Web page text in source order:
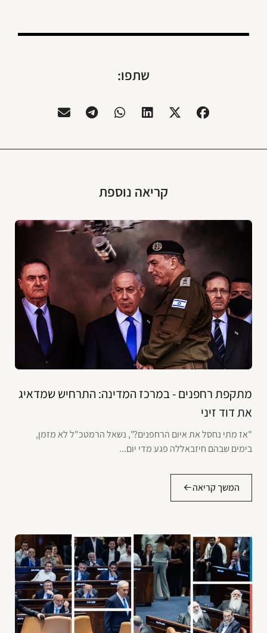
שתפו:
קריאה נוספת
מתקפת רחפנים - במרכז המדינה: התרחיש שמדאיג
את דוד זיני
"אז מתי נחסל את איום הרחפנים?", נשאל הרמטכ"ל לא מזמן,
בימים שבהם חיזבאללה פגע מדי יום...
המשך קריאה